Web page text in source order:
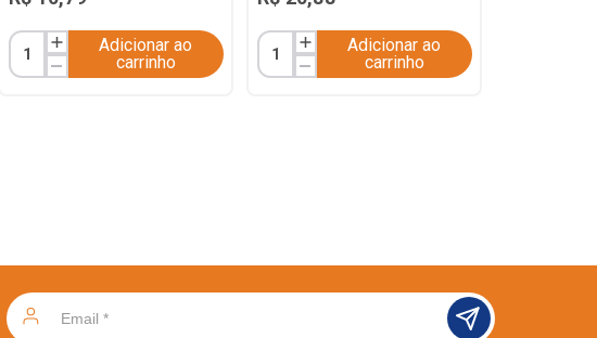
Adicionar ao
carrinho
Adicionar ao
carrinho